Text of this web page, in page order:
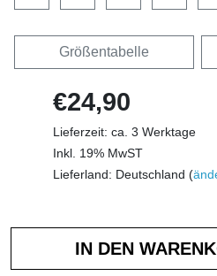
Größentabelle
€24,90
Lieferzeit: ca. 3 Werktage
Inkl. 19% MwST
Lieferland: Deutschland (